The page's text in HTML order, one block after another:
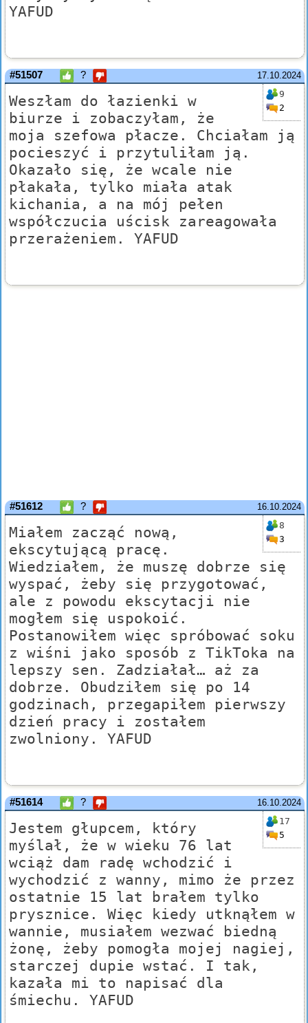
YAFUD
17.10.2024
#51507 ?
9
2
Weszłam do łazienki w
biurze i zobaczyłam, że
moja szefowa płacze. Chciałam ją
pocieszyć i przytuliłam ją.
Okazało się, że wcale nie
płakała, tylko miała atak
kichania, a na mój pełen
współczucia uścisk zareagowała
przerażeniem. YAFUD
16.10.2024
#51612 ?
8
3
Miałem zacząć nową,
ekscytującą pracę.
Wiedziałem, że muszę dobrze się
wyspać, żeby się przygotować,
ale z powodu ekscytacji nie
mogłem się uspokoić.
Postanowiłem więc spróbować soku
z wiśni jako sposób z TikToka na
lepszy sen. Zadziałał… aż za
dobrze. Obudziłem się po 14
godzinach, przegapiłem pierwszy
dzień pracy i zostałem
zwolniony. YAFUD
16.10.2024
#51614 ?
17
5
Jestem głupcem, który
myślał, że w wieku 76 lat
wciąż dam radę wchodzić i
wychodzić z wanny, mimo że przez
ostatnie 15 lat brałem tylko
prysznice. Więc kiedy utknąłem w
wannie, musiałem wezwać biedną
żonę, żeby pomogła mojej nagiej,
starczej dupie wstać. I tak,
kazała mi to napisać dla
śmiechu. YAFUD